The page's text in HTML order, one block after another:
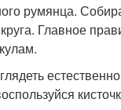
румянца.
Главное